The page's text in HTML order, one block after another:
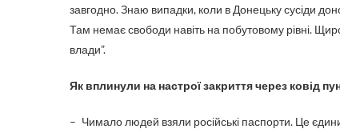
завгодно. Знаю випадки, коли в Донецьку сусіди
Там немає свободи навіть на побутовому рівні.
влади”.
Як вплинули на настрої закриття через ковід
– Чимало людей взяли російські паспорти. Це